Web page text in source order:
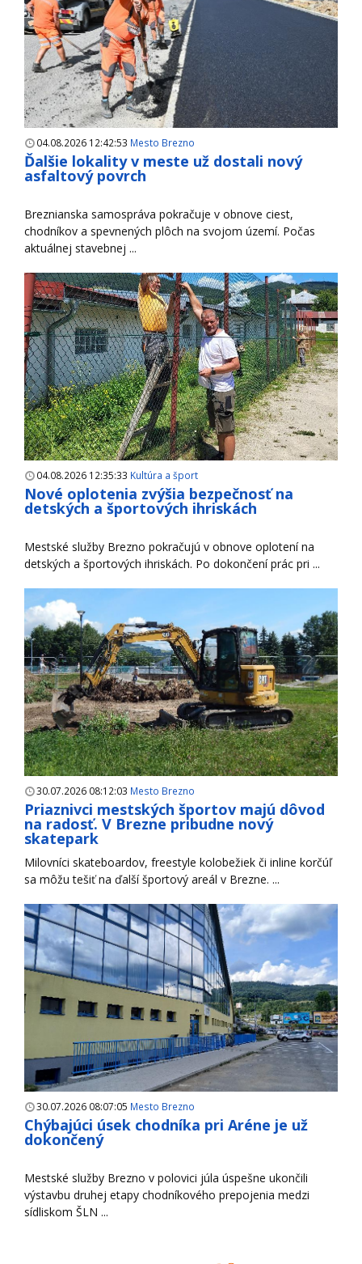
04.08.2026 12:42:53 Mesto Brezno
Ďalšie lokality v meste už dostali nový
asfaltový povrch
Breznianska samospráva pokračuje v obnove ciest,
chodníkov a spevnených plôch na svojom území. Počas
aktuálnej stavebnej ...
04.08.2026 12:35:33 Kultúra a šport
Nové oplotenia zvýšia bezpečnosť na
detských a športových ihriskách
Mestské služby Brezno pokračujú v obnove oplotení na
detských a športových ihriskách. Po dokončení prác pri ...
30.07.2026 08:12:03 Mesto Brezno
Priaznivci mestských športov majú dôvod
na radosť. V Brezne pribudne nový
skatepark
Milovníci skateboardov, freestyle kolobežiek či inline korčúľ
sa môžu tešiť na ďalší športový areál v Brezne. ...
30.07.2026 08:07:05 Mesto Brezno
Chýbajúci úsek chodníka pri Aréne je už
dokončený
Mestské služby Brezno v polovici júla úspešne ukončili
výstavbu druhej etapy chodníkového prepojenia medzi
sídliskom ŠLN ...